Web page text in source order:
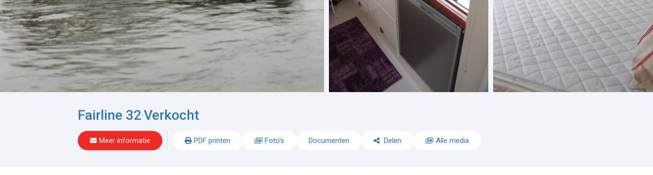
Fairline 32-Verkocht
Meer informatie PDF printen Foto's Documenten Delen Alle media